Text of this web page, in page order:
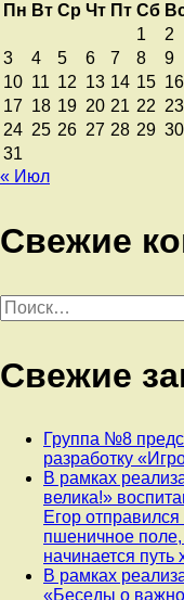
Пн Вт Ср Чт Пт Сб
1
2
3
4 5 6 7 8
9
10 11 12 13 14 15 16
17 18 19 20 21 22 23
24 25 26 27 28 29 30
31
« Июл
Свежие
Найти:
Свежие
Группа №8
разработку
В рамках
велика!»
Егор
пшеничное поле,
начинается путь
В рамках
«Беседы о